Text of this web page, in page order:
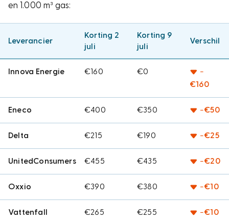
en 1.000 m³ gas:
Leverancier
Korting 2
juli
Korting 9
juli
Verschil
Innova Energie €160 €0
−
€160
Eneco €400 €350 −€50
Delta €215 €190 −€25
UnitedConsumers €455 €435 −€20
Oxxio €390 €380 −€10
Vattenfall €265 €255 −€10